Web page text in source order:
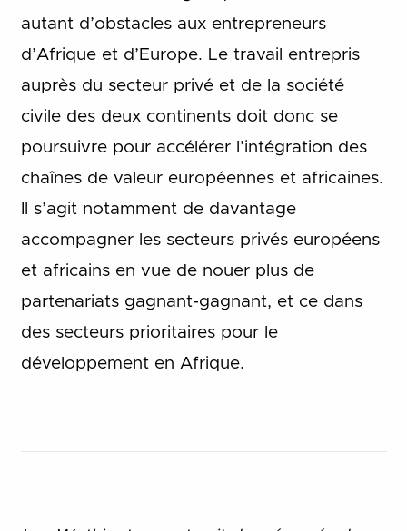
autant d’obstacles aux entrepreneurs
d’Afrique et d’Europe. Le travail entrepris
auprès du secteur privé et de la société
civile des deux continents doit donc se
poursuivre pour accélérer l’intégration des
chaînes de valeur européennes et africaines.
Il s’agit notamment de davantage
accompagner les secteurs privés européens
et africains en vue de nouer plus de
partenariats gagnant-gagnant, et ce dans
des secteurs prioritaires pour le
développement en Afrique.